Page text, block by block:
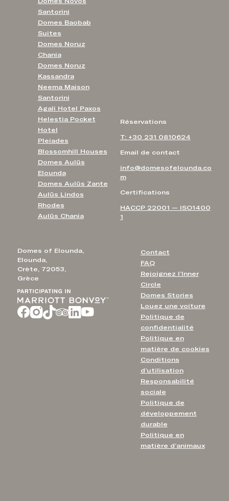
Domes of Elounda,
Elounda,
Crète, 72053,
Grèce
Contact
FAQ
Rejoignez l’Inner
Circle
Domes Stories
Louez une voiture
Politique de
confidentialité
Politique en
matière de cookies
Conditions
d’utilisation
Responsabilité
sociale
Politique de
développement
durable
Politique en
matière d’animaux
Réservations
T: +30 231 0810624
Email de contact
info@domesofelounda.co
m
Certifications
HACCP 22001 — ISO1400
1
Santorini
Domes Baobab
Suites
Domes Noruz
Chania
Domes Noruz
Kassandra
Neema Maison
Santorini
Agali Hotel Paxos
Helestia Pocket
Hotel
Pleiades
Blossomhill Houses
Domes Aulūs
Elounda
Domes Aulūs Zante
Aulūs Lindos
Rhodes
Aulūs Chania